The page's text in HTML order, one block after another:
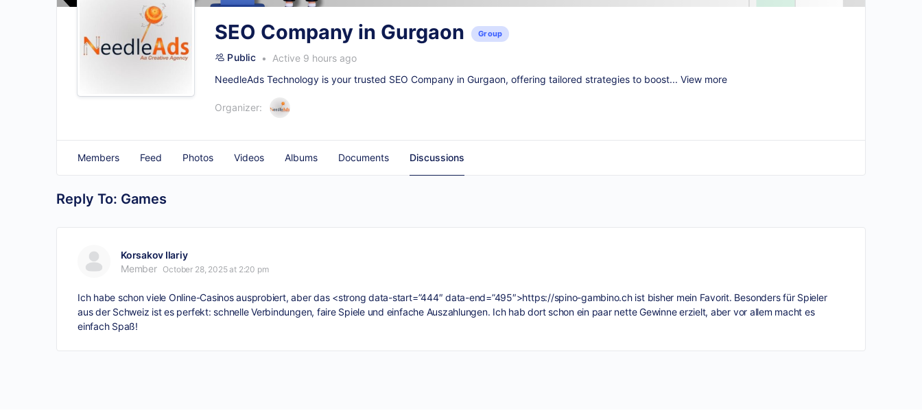
SEO Company in Gurgaon Group
Public
Active 9 hours ago
NeedleAds Technology is your trusted SEO Company in Gurgaon, offering tailored strategies to boost... View more
Organizer:
Members Feed Photos Videos Albums Documents Discussions
Reply To: Games
Korsakov Ilariy
Member
October 28, 2025 at 2:20 pm
Ich habe schon viele Online-Casinos ausprobiert, aber das <strong data-start=”444″ data-end=”495″>https://spino-gambino.chist bisher mein Favorit. Besonders für Spieler
aus der Schweiz ist es perfekt: schnelle Verbindungen, faire Spiele und einfache Auszahlungen. Ich hab dort schon ein paar nette Gewinne erzielt, aber vor allem macht es
einfach Spaß!